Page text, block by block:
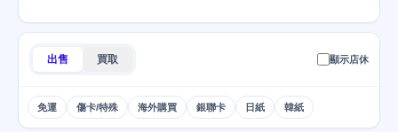
出售 買取 顯示店休
免運 傷卡/特殊 海外購買 銀聯卡 日紙 韓紙